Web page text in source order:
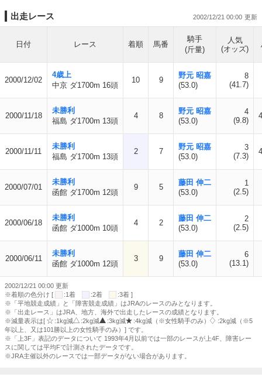
出走レース 2002/12/21 00:00
日付 レース 着順 馬番
騎手
(斤量)
人気
(オッズ)
2000/12/02
4歳上
中京 ダ1700m 16頭
10 9
野元 昭嘉
(53.0)
8
(41.7)
2000/11/18
未勝利
福島 ダ1700m 13頭
4 8
野元 昭嘉
(53.0)
4
(9.8)
2000/11/11
未勝利
福島 ダ1700m 13頭
2 7
野元 昭嘉
(53.0)
3
(7.3)
2000/07/01
未勝利
函館 ダ1700m 12頭
9 5
藤田 伸二
(53.0)
1
(2.5)
2000/06/18
未勝利
函館 ダ1000m 10頭
4 2
藤田 伸二
(53.0)
2
(2.5)
2000/06/11
未勝利
函館 ダ1000m 12頭
3 9
藤田 伸二
(53.0)
6
(13.1)
2002/12/21 00:00 更新
※着順の色分け [
:1着 :2着
:3着 ]
※「平地競走成績」と「障害競走成績」はJRAのレースのみとなります。
※「出走レース」はJRA、地方、海外で出走したレースの成績となります。
※減量表示は[
:1kg減 :2kg減 :3kg減 :4kg減（※女性騎手のみ）
:2kg減（※5
年以上、又は101勝以上の女性騎手のみ）] です。
※「上3F」表記のデータについて 1993年4月以前では一部のレースが上4F、障害レー
スに関しては平均Fで計測されたデータです。
※JRA主催以外のレースでは一部データがない場合があります。